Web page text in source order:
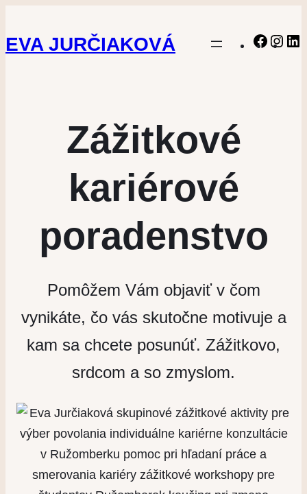
EVA JURČIAKOVÁ
Zážitkové
kariérové
poradenstvo
Pomôžem Vám objaviť v čom
vynikáte, čo vás skutočne motivuje a
kam sa chcete posunúť. Zážitkovo,
srdcom a so zmyslom.